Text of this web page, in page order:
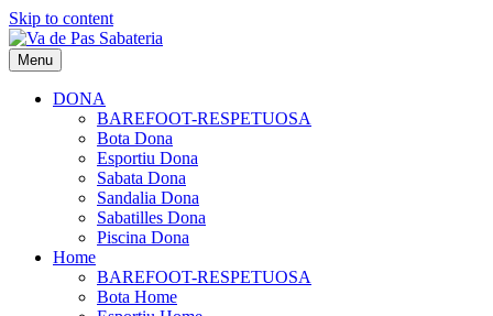
Skip to content
Menu
DONA
BAREFOOT-RESPETUOSA
Bota Dona
Esportiu Dona
Sabata Dona
Sandalia Dona
Sabatilles Dona
Piscina Dona
Home
BAREFOOT-RESPETUOSA
Bota Home